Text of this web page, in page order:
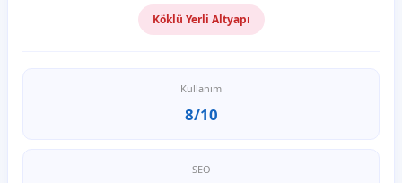
Köklü Yerli Altyapı
Kullanım
8/10
SEO